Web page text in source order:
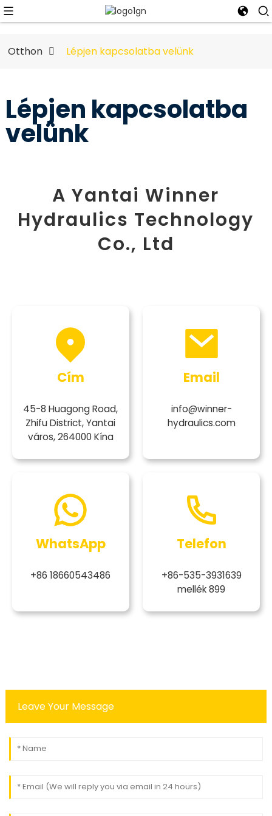
Otthon Lépjen kapcsolatba velünk
Lépjen kapcsolatba
velünk
A Yantai Winner
Hydraulics Technology
Co., Ltd
Cím
45-8 Huagong Road,
Zhifu District, Yantai
város, 264000 Kína
Email
info@winner-
hydraulics.com
WhatsApp
+86 18660543486
Telefon
+86-535-3931639
mellék 899
Leave Your Message